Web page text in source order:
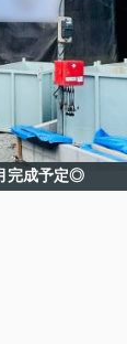
完成予定◎